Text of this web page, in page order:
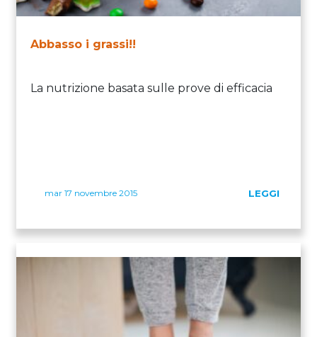
Abbasso i grassi!!
La nutrizione basata sulle prove di efficacia
mar 17 novembre 2015 LEGGI